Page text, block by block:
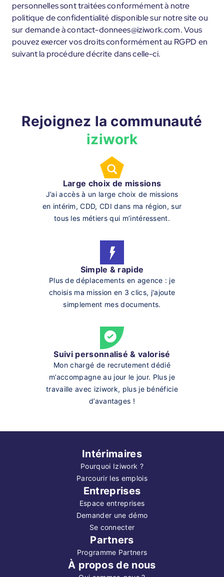
personnelles sont traitées conformément à notre
politique de confidentialité disponible sur notre site ou
sur demande à contact-donnees@iziwork.com. Vous
pouvez exercer vos droits conformément au RGPD en
suivant la procédure décrite dans celle-ci.
Rejoignez la communauté
iziwork
Large choix de missions
J’ai accès à un large choix de missions
en intérim, CDD, CDI dans ma région, sur
tous les métiers qui m’intéressent.
Simple & rapide
Plus de déplacements en agence : je
choisis ma mission en 3 clics, j'ajoute
simplement mes documents.
Suivi personnalisé & valorisé
Mon chargé de recrutement dédié
m’accompagne au jour le jour. Plus je
travaille avec iziwork, plus je bénéficie
d’avantages !
Intérimaires
Pourquoi Iziwork ?
Parcourir les emplois
Entreprises
Espace entreprises
Demander une démo
Se connecter
Partners
Programme Partners
À propos de nous